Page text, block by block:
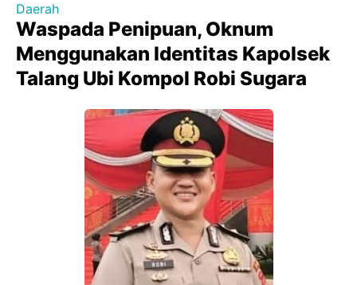
Daerah
Waspada Penipuan, Oknum
Menggunakan Identitas Kapolsek
Talang Ubi Kompol Robi Sugara